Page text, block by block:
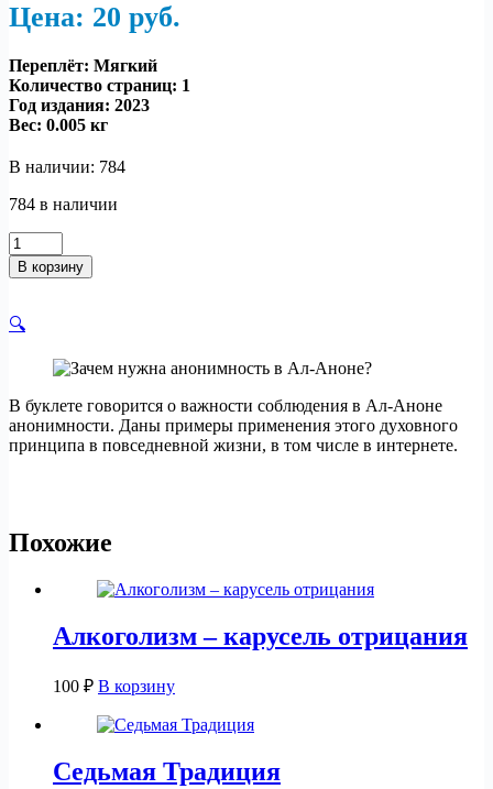
🔍
В буклете говорится о важности соблюдения в Ал-Аноне
анонимности. Даны примеры применения этого духовного
принципа в повседневной жизни, в том числе в интернете.
Цена: 20 руб.
Переплёт: Мягкий
Количество страниц: 1
Год издания: 2023
Вес: 0.005 кг
В наличии: 784
784 в наличии
Количество
товара
Зачем
анонимность
Аноне?
В корзину
Похожие
Алкоголизм – карусель отрицания
100 ₽ В корзину
Седьмая Традиция